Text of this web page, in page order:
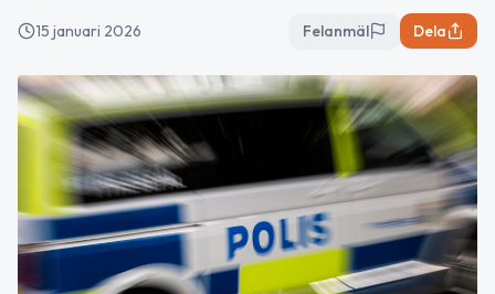
15 januari 2026 Felanmäl Dela